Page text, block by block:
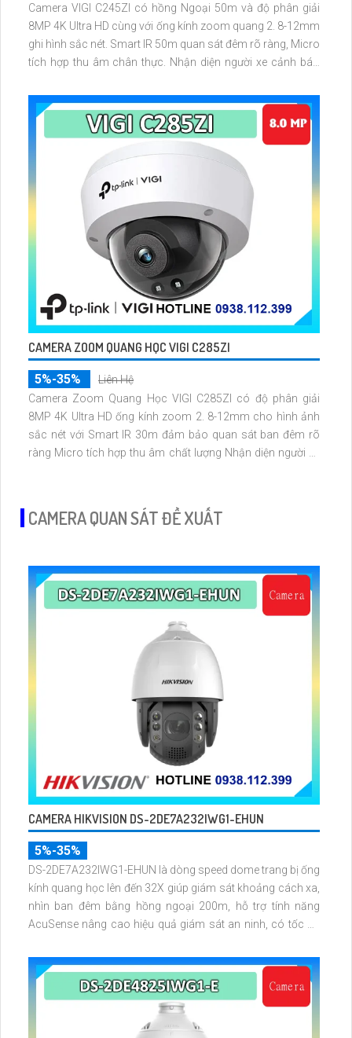
Camera VIGI C245ZI có hồng Ngoại 50m và độ phân giải
8MP 4K Ultra HD cùng với ống kính zoom quang 2. 8-12mm
ghi hình sắc nét. Smart IR 50m quan sát đêm rõ ràng, Micro
tích hợp thu âm chân thực. Nhận diện người xe cảnh báo
NAS FTP Chuẩn nén H
CAMERA ZOOM QUANG HỌC VIGI C285ZI
5%-35%
Liên Hệ
Camera Zoom Quang Học VIGI C285ZI có độ phân giải
8MP 4K Ultra HD ống kính zoom 2. 8-12mm cho hình ảnh
sắc nét với Smart IR 30m đảm bảo quan sát ban đêm rõ
ràng Micro tích hợp thu âm chất lượng Nhận diện người xe
CAMERA QUAN SÁT ĐỀ XUẤT
CAMERA HIKVISION DS-2DE7A232IWG1-EHUN
5%-35%
DS-2DE7A232IWG1-EHUN là dòng speed dome trang bị ống
kính quang học lên đến 32X giúp giám sát khoảng cách xa,
nhìn ban đêm bằng hồng ngoại 200m, hỗ trợ tính năng
AcuSense nâng cao hiệu quả giám sát an ninh, có tốc độ